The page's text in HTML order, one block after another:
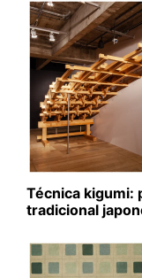
Técnica kigumi:
tradicional